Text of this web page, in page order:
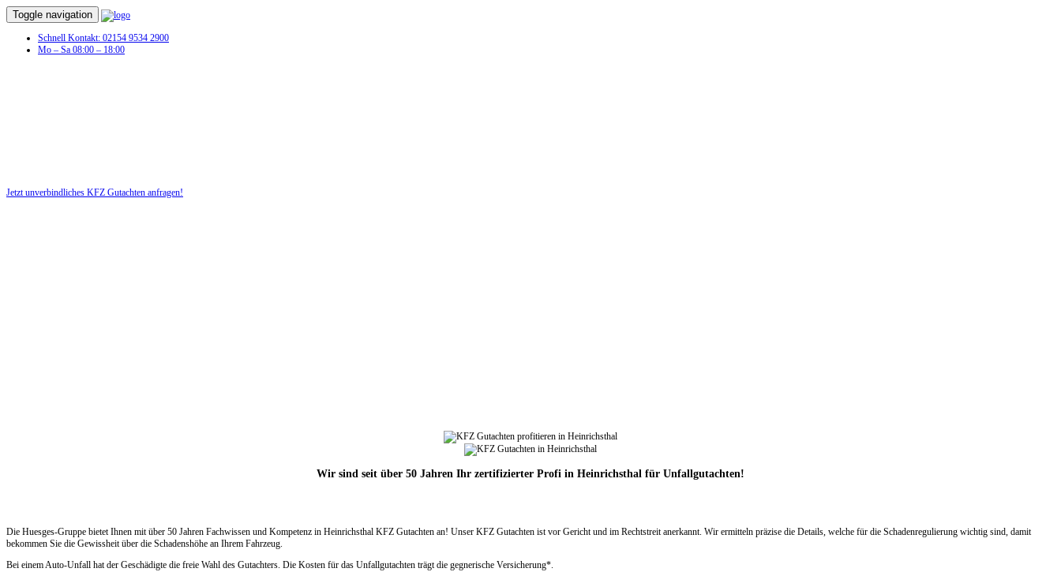
Toggle navigation
Schnell Kontakt: 02154 9534 2900
Mo – Sa 08:00 – 18:00
Jetzt unverbindliches KFZ Gutachten anfragen!
Wir sind seit über 50 Jahren Ihr zertifizierter Profi in Heinrichsthal für Unfallgutachten!
Die Huesges-Gruppe bietet Ihnen mit über 50 Jahren Fachwissen und Kompetenz in Heinrichsthal KFZ Gutachten an! Unser KFZ Gutachten ist vor Gericht und im Rechtstreit anerkannt. Wir ermitteln präzise die Details, welche für die Schadenregulierung wichtig sind, damit
bekommen Sie die Gewissheit über die Schadenshöhe an Ihrem Fahrzeug.
Bei einem Auto-Unfall hat der Geschädigte die freie Wahl des Gutachters. Die Kosten für das Unfallgutachten trägt die gegnerische Versicherung*.